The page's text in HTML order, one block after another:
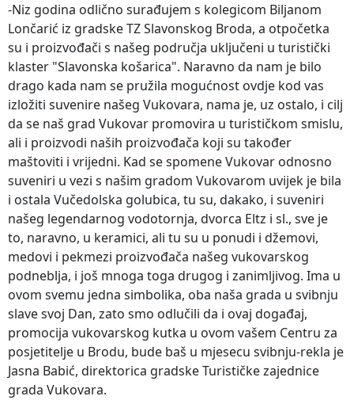
-Niz godina odlično surađujem s kolegicom Biljanom
Lončarić iz gradske TZ Slavonskog Broda, a otpočetka
su i proizvođači s našeg područja uključeni u turistički
klaster "Slavonska košarica". Naravno da nam je bilo
drago kada nam se pružila mogućnost ovdje kod vas
izložiti suvenire našeg Vukovara, nama je, uz ostalo, i cilj
da se naš grad Vukovar promovira u turističkom smislu,
ali i proizvodi naših proizvođača koji su također
maštoviti i vrijedni. Kad se spomene Vukovar odnosno
suveniri u vezi s našim gradom Vukovarom uvijek je bila
i ostala Vučedolska golubica, tu su, dakako, i suveniri
našeg legendarnog vodotornja, dvorca Eltz i sl., sve je
to, naravno, u keramici, ali tu su u ponudi i džemovi,
medovi i pekmezi proizvođača našeg vukovarskog
podneblja, i još mnoga toga drugog i zanimljivog. Ima u
ovom svemu jedna simbolika, oba naša grada u svibnju
slave svoj Dan, zato smo odlučili da i ovaj događaj,
promocija vukovarskog kutka u ovom vašem Centru za
posjetitelje u Brodu, bude baš u mjesecu svibnju-rekla je
Jasna Babić, direktorica gradske Turističke zajednice
grada Vukovara.